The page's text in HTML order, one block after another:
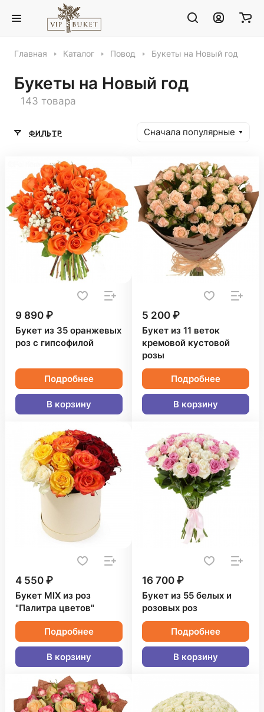
Главная Каталог Повод Букеты на Новый год
Букеты на Новый год
143 товара
ФИЛЬТР Сначала популярные
9 890 ₽
Букет из 35 оранжевых
роз с гипсофилой
Подробнее
В корзину
5 200 ₽
Букет из 11 веток
кремовой кустовой
розы
Подробнее
В корзину
4 550 ₽
Букет MIX из роз
"Палитра цветов"
Подробнее
В корзину
16 700 ₽
Букет из 55 белых и
розовых роз
Подробнее
В корзину